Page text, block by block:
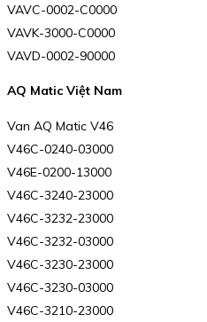
VAVC-0002-C0000
VAVK-3000-C0000
VAVD-0002-90000
AQ Matic Việt Nam
Van AQ Matic V46
V46C-0240-03000
V46E-0200-13000
V46C-3240-23000
V46C-3232-23000
V46C-3232-03000
V46C-3230-23000
V46C-3230-03000
V46C-3210-23000